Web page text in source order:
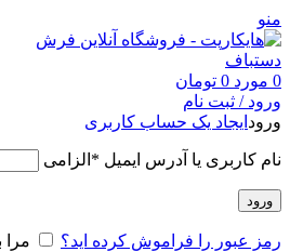
منو
0 مورد 0 تومان
ورود / ثبت نام
ورود ایجاد یک حساب کاربری
نام کاربری یا آدرس ایمیل * الزامی
ورود
رمز عبور را فراموش کرده اید؟ مرا